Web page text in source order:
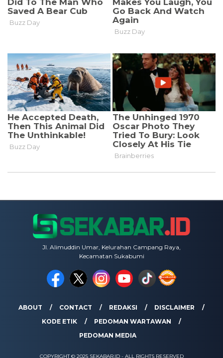
Jl. Alimuddin Umar, Kelurahan Campang Raya,
Kecamatan Sukabumi
ABOUT CONTACT REDAKSI
DISCLAIMER
KODE ETIK
PEDOMAN WARTAWAN
PEDOMAN MEDIA
COPYRIGHT © 2025 SEKABAR.ID - ALL RIGHTS RESERVED